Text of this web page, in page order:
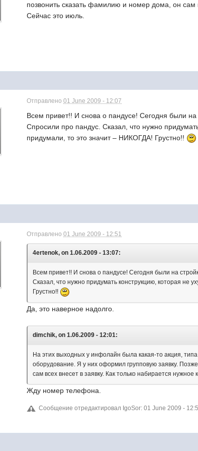
позвонить сказать фамилию и номер дома, он сам
Сейчас это июль.
Отправлено01 June 2009 - 12:07
Всем привет!! И снова о пандусе! Сегодня были
Спросили про пандус. Сказал, что нужно
придумали, то это значит – НИКОГДА! Грустно!!
Отправлено01 June 2009 - 12:51
4ertenok, on 1.06.2009 - 13:07:
Всем привет!! И снова о пандусе! Сегодня были на
Сказал, что нужно придумать конструкцию, которая не
Грустно!!
Да, это наверное надолго.
dimchik, on 1.06.2009 - 12:01:
На этих выходных у инфолайн была какая-то акция,
оборудование. Я у них оформил групповую заявку.
сам всех внесет в заявку. Как только набирается
Жду номер телефона.
Сообщение отредактировал IgoSor: 01 June 2009 -